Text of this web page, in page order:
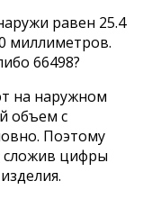
равен 25.4
миллиметров.
66498?
на наружном
объем с
Поэтому
сложив цифры